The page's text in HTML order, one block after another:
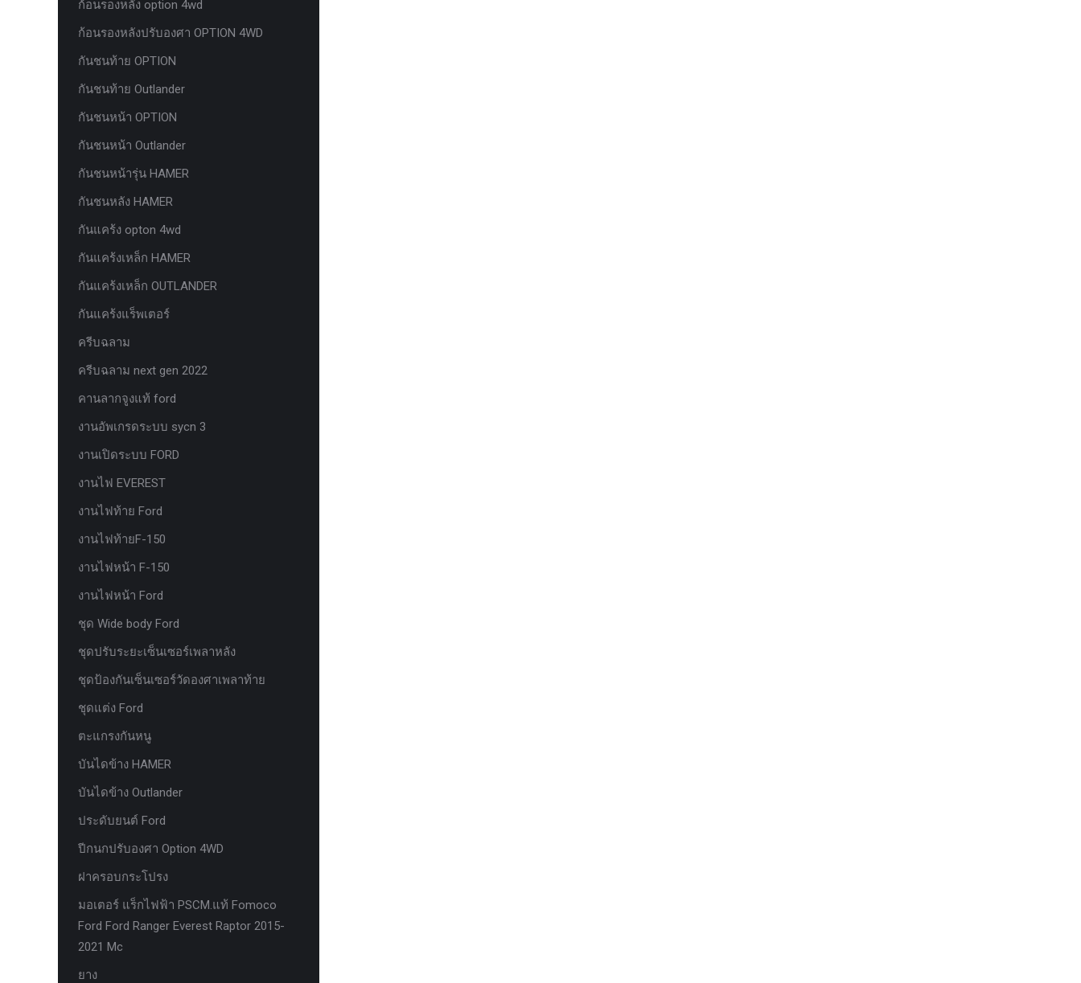
ก้อนรองหลัง option 4wd
ก้อนรองหลังปรับองศา OPTION 4WD
กันชนท้าย OPTION
กันชนท้าย Outlander
กันชนหน้า OPTION
กันชนหน้า Outlander
กันชนหน้ารุ่น HAMER
กันชนหลัง HAMER
กันแคร้ง opton 4wd
กันแคร้งเหล็ก HAMER
กันแคร้งเหล็ก OUTLANDER
กันแคร้งแร็พเตอร์
ครีบฉลาม
ครีบฉลาม next gen 2022
คานลากจูงแท้ ford
งานอัพเกรดระบบ sycn 3
งานเปิดระบบ FORD
งานไฟ EVEREST
งานไฟท้าย Ford
งานไฟท้ายF-150
งานไฟหน้า F-150
งานไฟหน้า Ford
ชุด Wide body Ford
ชุดปรับระยะเซ็นเซอร์เพลาหลัง
ชุดป้องกันเซ็นเซอร์วัดองศาเพลาท้าย
ชุดแต่ง Ford
ตะแกรงกันหนู
บันไดข้าง HAMER
บันไดข้าง Outlander
ประดับยนต์ Ford
ปีกนกปรับองศา Option 4WD
ฝาครอบกระโปรง
มอเตอร์ แร็กไฟฟ้า PSCM.แท้ Fomoco
Ford Ford Ranger Everest Raptor 2015-
2021 Mc
ยาง
ประดับยนต์ Ford
ปีกนกปรับองศา Option 4WD
ฝาครอบกระโปรง
มอเตอร์ แร็กไฟฟ้า PSCM.แท้ Fomoco
Ford Ford Ranger Everest Raptor 2015-
RANGER EVEREST Raptor 2011-2021
หน้าจอ Sync 3 รุ่นล่าสุด ตรงรุ่น Ford
Ranger Everest สำหรับ Upgrade Sync
หน้าจอเรือนไมล์แท้ FORD EVEREST
RANGER 2.0 PART G
หน้าจอเรือนไมล์แท้ FORD EVEREST
PART J
ห่วงแดง HAMER
ห่วงโอเมก้า option
หัวเกียร์
อุปกรณ์ภายในรถยนต์ FORD
เคสกุญแจคาร์บอน for ford next gen
เซ็นเซอร์หน้าพร้อมสายแท้ 4 จุด ตรงรุ่น
Ranger Everest Raptor MC ปี 2015-2021
เซ็นเซอร์หน้าพร้อมสายแท้ 6 จุด ตรงรุ่น
Ranger Everest Raptor MC ปี 2015-2021
แผงครอบแอร์ FCIM ตรงรุ่น Ford XLT.
แผงควบคุมแอร์ FCIM ตรงรุ่น FORD
EVEREST 2.2 3.2 2.0
แหนบแอด option 4wd